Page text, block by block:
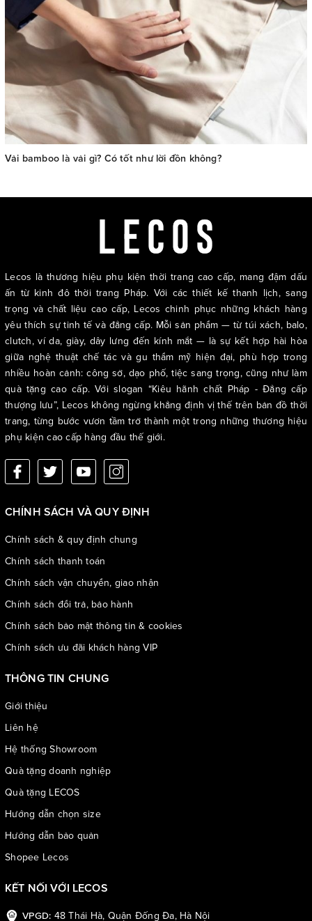
Vải bamboo là vải gì? Có tốt như lời đồn không?
Lecos là thương hiệu phụ kiện thời trang cao cấp, mang đậm dấu
ấn từ kinh đô thời trang Pháp. Với các thiết kế thanh lịch, sang
trọng và chất liệu cao cấp, Lecos chinh phục những khách hàng
yêu thích sự tinh tế và đẳng cấp. Mỗi sản phẩm — từ túi xách, balo,
clutch, ví da, giày, dây lưng đến kính mắt — là sự kết hợp hài hòa
giữa nghệ thuật chế tác và gu thẩm mỹ hiện đại, phù hợp trong
nhiều hoàn cảnh: công sở, dạo phố, tiệc sang trọng, cũng như làm
quà tặng cao cấp. Với slogan “Kiêu hãnh chất Pháp - Đẳng cấp
thượng lưu”, Lecos không ngừng khẳng định vị thế trên bản đồ thời
trang, từng bước vươn tầm trở thành một trong những thương hiệu
phụ kiện cao cấp hàng đầu thế giới.
CHÍNH SÁCH VÀ QUY ĐỊNH
Chính sách & quy định chung
Chính sách thanh toán
Chính sách vận chuyển, giao nhận
Chính sách đổi trả, bảo hành
Chính sách bảo mật thông tin & cookies
Chính sách ưu đãi khách hàng VIP
THÔNG TIN CHUNG
Giới thiệu
Liên hệ
Hệ thống Showroom
Quà tặng doanh nghiệp
Quà tặng LECOS
Hướng dẫn chọn size
Hướng dẫn bảo quản
Shopee Lecos
KẾT NỐI VỚI LECOS
VPGD: 48 Thái Hà, Quận Đống Đa, Hà Nội